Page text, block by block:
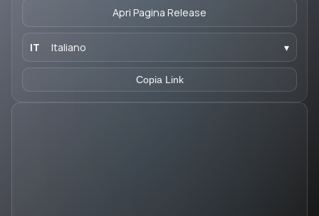
Apri Pagina Release
IT Italiano ▾
Copia Link